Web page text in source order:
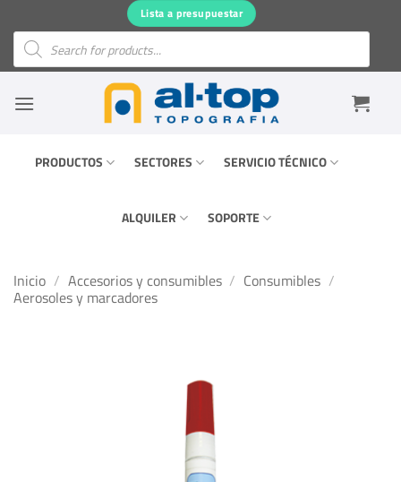
contenido
Lista a presupuestar
Búsqueda
productos
PRODUCTOS SECTORES SERVICIO TÉCNICO
ALQUILER SOPORTE
Inicio / Accesorios y consumibles / Consumibles /
Aerosoles y marcadores